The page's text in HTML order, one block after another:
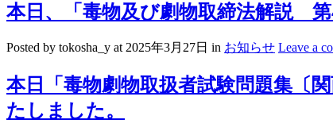
本日、「毒物及び劇物取締法解説 第
Posted by tokosha_y at 2025年3月27日 in お知らせ Leave a
本日「毒物劇物取扱者試験問題集〔
たしました。